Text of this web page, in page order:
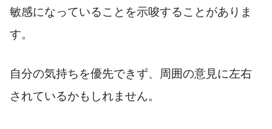
敏感になっていることを示唆することがありま
す。
自分の気持ちを優先できず、周囲の意見に左右
されているかもしれません。